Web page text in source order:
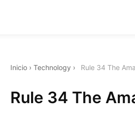
Inicio › Technology › Rule 34 The
Rule 34 The